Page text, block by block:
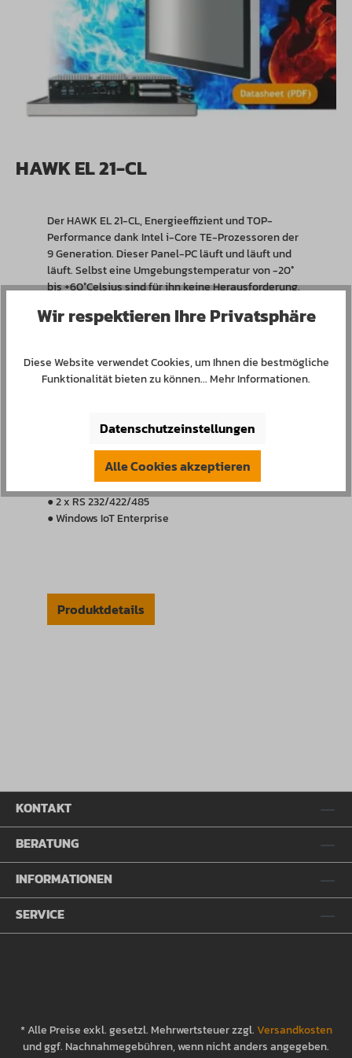
HAWK EL 21-CL
Der HAWK EL 21-CL, Energieeffizient und TOP-
Performance dank Intel i-Core TE-Prozessoren der
9 Generation. Dieser Panel-PC läuft und läuft und
läuft. Selbst eine Umgebungstemperatur von -20°
bis +60°Celsius sind für ihn keine Herausforderung.
einen 24/7 Betrieb ohne Leistungsverlust. Jetzt und
● 21.5" LCD in FHD Auflösung
● Multi Touch
● 2x DDR4 max. 64GB
● 1 x M.2 Key M, + 1x 2,5” SSD
● 2 x GigE (Intel I210 + I219LM)
● 4 x USB 3.1 Gen1
● 2 x RS 232/422/485
● Windows IoT Enterprise
Produktdetails
KONTAKT
BERATUNG
INFORMATIONEN
SERVICE
* Alle Preise exkl. gesetzl. Mehrwertsteuer zzgl.Versandkosten
und ggf. Nachnahmegebühren, wenn nicht anders angegeben.
Wir respektieren Ihre Privatsphäre
Diese Website verwendet Cookies, um Ihnen die bestmögliche
Funktionalität bieten zu können...Mehr Informationen.
Datenschutzeinstellungen
Alle Cookies akzeptieren